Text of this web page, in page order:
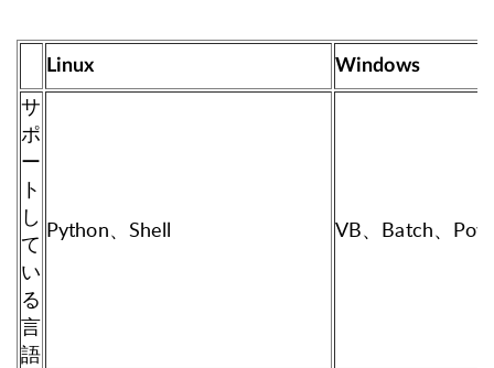
Linux Windows
サ
ポ
ー
ト
し
て
い
る
言
語
Python、Shell VB、Batch、